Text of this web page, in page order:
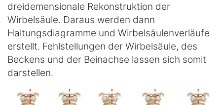
dreidemensionale Rekonstruktion der
Wirbelsäule. Daraus werden dann
Haltungsdiagramme und Wirbelsäulenverläufe
erstellt. Fehlstellungen der Wirbelsäule, des
Beckens und der Beinachse lassen sich somit
darstellen.